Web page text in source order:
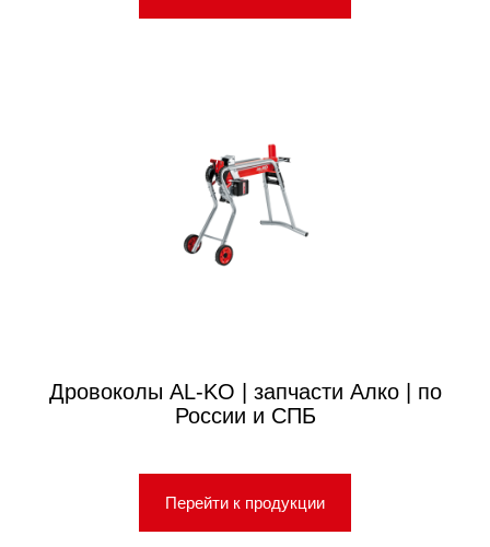
Дровоколы AL-KO | запчасти Алко | по
России и СПБ
Перейти к продукции